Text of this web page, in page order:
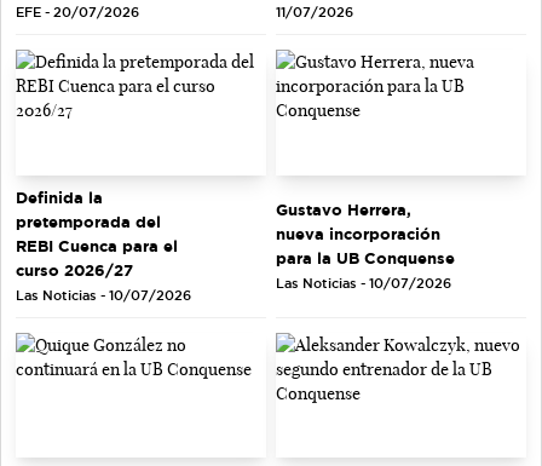
EFE - 20/07/2026
11/07/2026
Definida la
pretemporada del
REBI Cuenca para el
curso 2026/27
Las Noticias - 10/07/2026
Gustavo Herrera,
nueva incorporación
para la UB Conquense
Las Noticias - 10/07/2026